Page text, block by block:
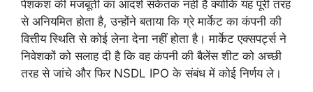
पेशकश की मजबूती का आदर्श संकेतक नहीं है क्योंकि यह पूरी तरह
से अनियमित होता है, उन्होंने बताया कि ग्रे मार्केट का कंपनी की
वित्तीय स्थिति से कोई लेना देना नहीं होता है। मार्केट एक्सपर्ट्स ने
निवेशकों को सलाह दी है कि वह कंपनी की बैलेंस शीट को अच्छी
तरह से जांचे और फिर NSDL IPO के संबंध में कोई निर्णय ले।